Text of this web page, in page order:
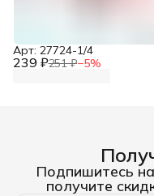
239 ₽251 ₽−5%
Арт: 27724-1/4
Подпишитесь
получите